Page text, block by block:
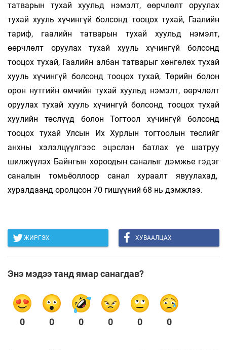
татварын тухай хуульд нэмэлт, өөрчлөлт оруулах
тухай хууль хүчингүй болсонд тооцох тухай, Гаалийн
тариф, гаалийн татварын тухай хуульд нэмэлт,
өөрчлөлт оруулах тухай хууль хүчингүй болсонд
тооцох тухай, Гаалийн албан татварыг хөнгөлөх тухай
хууль хүчингүй болсонд тооцох тухай, Төрийн болон
орон нутгийн өмчийн тухай хуульд нэмэлт, өөрчлөлт
оруулах тухай хууль хүчингүй болсонд тооцох тухай
хуулийн төслүүд болон Тогтоол хүчингүй болсонд
тооцох тухай Улсын Их Хурлын тогтоолын төслийг
анхны хэлэлцүүлгээс эцэслэн батлах үе шатруу
шилжүүлэх Байнгын хороодын саналыг дэмжье гэдэг
саналын томьёоллоор санал хураалт явуулахад,
хуралдаанд оролцсон 70 гишүүний 68 нь дэмжлээ.
ЖИРГЭХ ХУВААЛЦАХ
Энэ мэдээ танд ямар санагдав?
0 0 0 0 0 0